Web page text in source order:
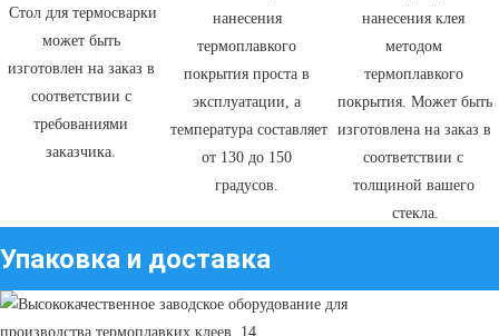
Стол для термосварки
может быть
изготовлен на заказ в
соответствии с
требованиями
заказчика.
нанесения
термоплавкого
покрытия проста в
эксплуатации, а
температура составляет
от 130 до 150
градусов.
нанесения клея
методом
термоплавкого
покрытия. Может быть
изготовлена ​​на заказ в
соответствии с
толщиной вашего
стекла.
Упаковка и доставка